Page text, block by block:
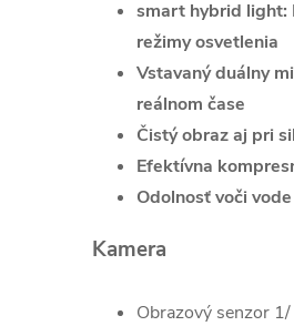
smart hybrid light:
režimy osvetlenia
Vstavaný duálny
reálnom čase
Čistý obraz aj pri
Efektívna
Odolnosť voči
Kamera
Obrazový senzor